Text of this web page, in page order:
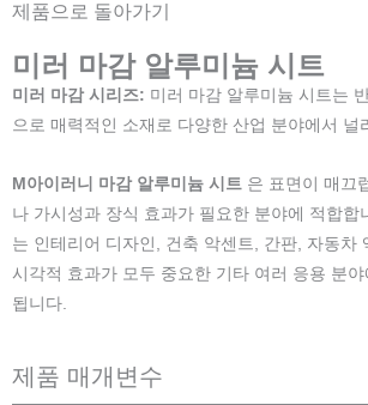
제품으로 돌아가기
미러 마감 알루미늄 시트
미러 마감 시리즈: 미러 마감 알루미늄 시트는
으로 매력적인 소재로 다양한 산업 분야에서 널
M아이러니 마감 알루미늄 시트 은 표면이 매끄
나 가시성과 장식 효과가 필요한 분야에 적합합
는 인테리어 디자인, 건축 악센트, 간판, 자동차
시각적 효과가 모두 중요한 기타 여러 응용 분
됩니다.
제품 매개변수